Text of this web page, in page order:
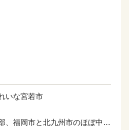
いな宮若市
、福岡市と北九州市のほぼ中間